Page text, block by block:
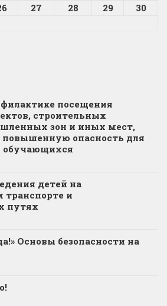
27 28 29
30
посещения
строительных
зон и иных мест,
опасность для
обучающихся
детей на
транспорте и
путях
Основы безопасности на